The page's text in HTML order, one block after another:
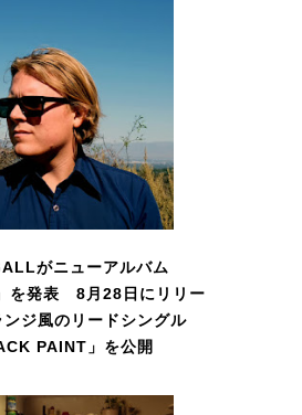
がニューアルバム
を発表 8月28日にリリー
風のリードシングル
PAINT」を公開